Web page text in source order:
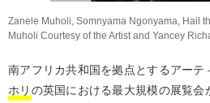
Zanele Muholi, Somnyama Ngonyama, Hail
Muholi Courtesy of the Artist and Yancey
南アフリカ共和国を拠点とするアーテ
ホリ の英国における最大規模の展覧